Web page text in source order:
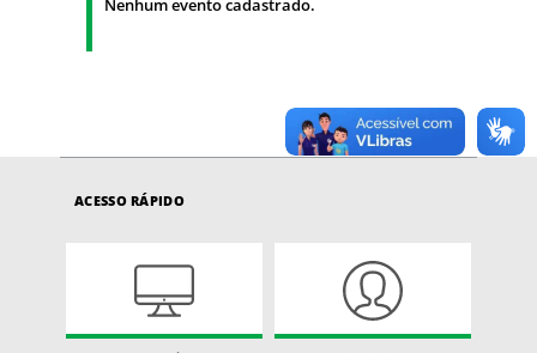
Nenhum evento cadastrado.
ACESSO RÁPIDO